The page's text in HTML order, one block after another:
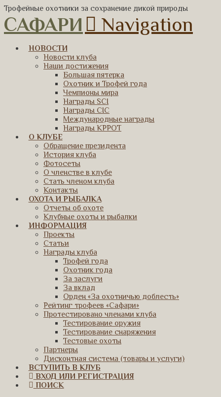
Трофейные охотники за сохранение дикой природы
САФАРИ Navigation
НОВОСТИ
Новости клуба
Наши достижения
Большая пятерка
Охотник и Трофей года
Чемпионы мира
Награды SCI
Награды CIC
Международные награды
Награды КРРОТ
О КЛУБЕ
Обращение президента
История клуба
Фотосеты
О членстве в клубе
Стать членом клуба
Контакты
ОХОТА И РЫБАЛКА
Отчеты об охоте
Клубные охоты и рыбалки
ИНФОРМАЦИЯ
Проекты
Статьи
Награды клуба
Трофей года
Охотник года
За заслуги
За вклад
Орден «За охотничью доблесть»
Рейтинг трофеев «Сафари»
Протестировано членами клуба
Тестирование оружия
Тестирование снаряжения
Тестовые охоты
Партнеры
Дисконтная система (товары и услуги)
ВСТУПИТЬ В КЛУБ
ВХОД ИЛИ РЕГИСТРАЦИЯ
ПОИСК